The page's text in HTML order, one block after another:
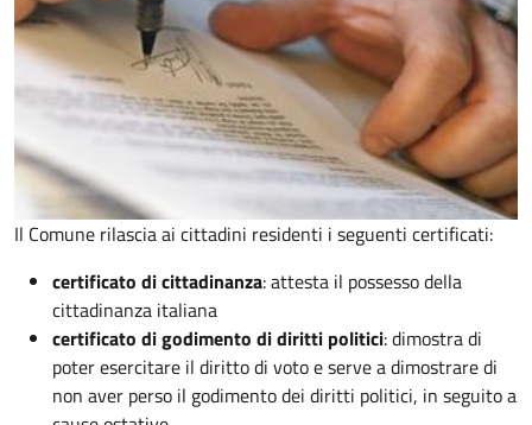
Il Comune rilascia ai cittadini residenti i seguenti certificati:
certificato di cittadinanza: attesta il possesso della
cittadinanza italiana
certificato di godimento di diritti politici: dimostra di
poter esercitare il diritto di voto e serve a dimostrare di
non aver perso il godimento dei diritti politici, in seguito a